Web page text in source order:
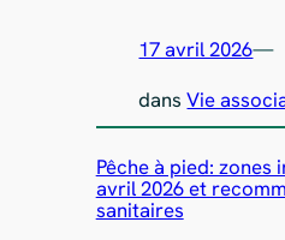
17 avril 2026—
dansVie
Pêche à pied: zones
avril 2026 et
sanitaires